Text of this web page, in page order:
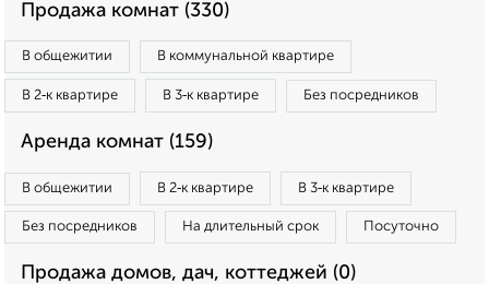
Продажа комнат (330)
В общежитии В коммунальной квартире
В 2‑к квартире В 3‑к квартире Без посредников
Аренда комнат (159)
В общежитии В 2‑к квартире В 3‑к квартире
Без посредников На длительный срок Посуточно
Продажа домов, дач, коттеджей (0)